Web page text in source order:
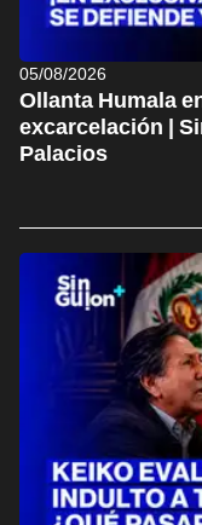
05/08/2026
Ollanta Humala
excarcelación |
Palacios